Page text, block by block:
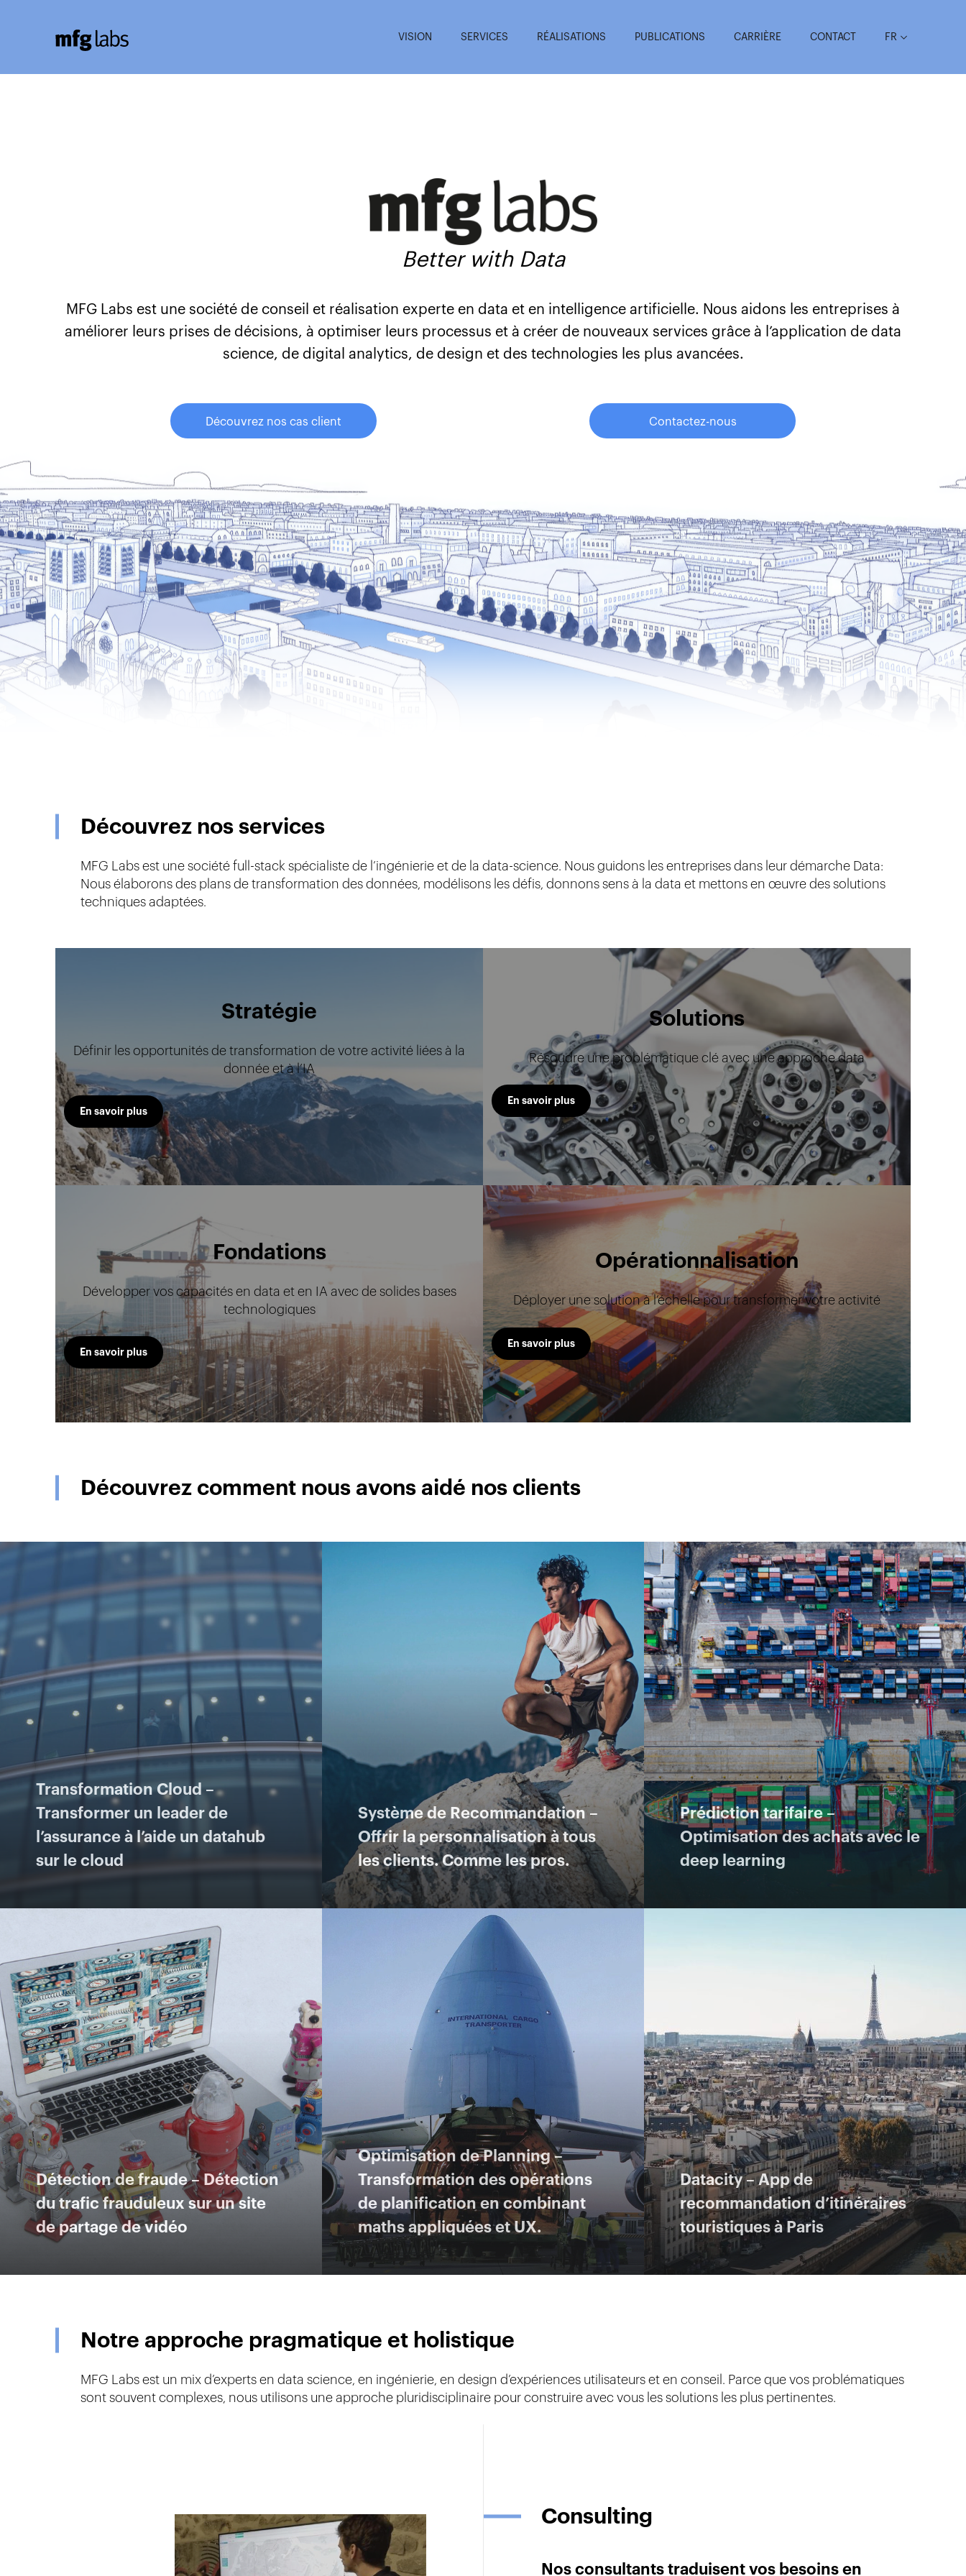
VISION SERVICES RÉALISATIONS PUBLICATIONS CARRIÈRE CONTACT FR
Better with Data
MFG Labs est une société de conseil et réalisation experte en data et en intelligence artificielle. Nous aidons les entreprises à
améliorer leurs prises de décisions, à optimiser leurs processus et à créer de nouveaux services grâce à l’application de data
science, de digital analytics, de design et des technologies les plus avancées.
Découvrez nos cas client Contactez-nous
Découvrez nos services
MFG Labs est une société full-stack spécialiste de l’ingénierie et de la data-science. Nous guidons les entreprises dans leur démarche Data:
Nous élaborons des plans de transformation des données, modélisons les défis, donnons sens à la data et mettons en œuvre des solutions
techniques adaptées.
Stratégie
Définir les opportunités de transformation de votre activité liées à la
donnée et à l’IA
En savoir plus
Solutions
Résoudre une problématique clé avec une approche data
En savoir plus
Fondations
Développer vos capacités en data et en IA avec de solides bases
technologiques
En savoir plus
Opérationnalisation
Déployer une solution à l’échelle pour transformer votre activité
En savoir plus
Découvrez comment nous avons aidé nos clients
Transformation Cloud –
Transformer un leader de
l’assurance à l’aide un datahub
sur le cloud
Système de Recommandation –
Offrir la personnalisation à tous
les clients. Comme les pros.
Prédiction tarifaire –
Optimisation des achats avec le
deep learning
Détection de fraude – Détection
du trafic frauduleux sur un site
de partage de vidéo
Optimisation de Planning –
Transformation des opérations
de planification en combinant
maths appliquées et UX.
Datacity – App de
recommandation d’itinéraires
touristiques à Paris
Notre approche pragmatique et holistique
MFG Labs est un mix d’experts en data science, en ingénierie, en design d’expériences utilisateurs et en conseil. Parce que vos problématiques
sont souvent complexes, nous utilisons une approche pluridisciplinaire pour construire avec vous les solutions les plus pertinentes.
Consulting
Nos consultants traduisent vos besoins en